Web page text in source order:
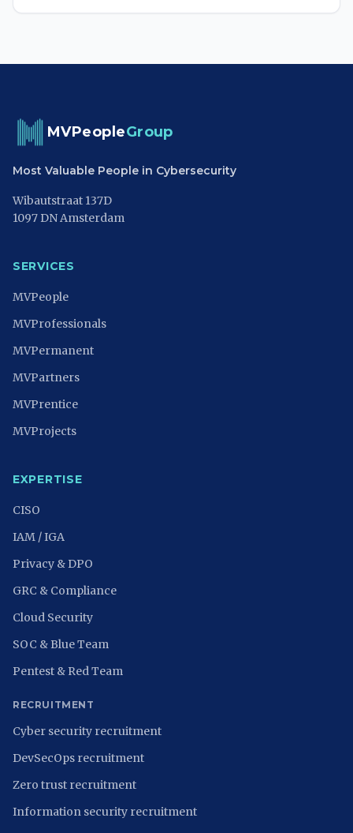
MVPeopleGroup
Most Valuable People in Cybersecurity
Wibautstraat 137D
1097 DN Amsterdam
SERVICES
MVPeople
MVProfessionals
MVPermanent
MVPartners
MVPrentice
MVProjects
EXPERTISE
CISO
IAM / IGA
Privacy & DPO
GRC & Compliance
Cloud Security
SOC & Blue Team
Pentest & Red Team
RECRUITMENT
Cyber security recruitment
DevSecOps recruitment
Zero trust recruitment
Information security recruitment